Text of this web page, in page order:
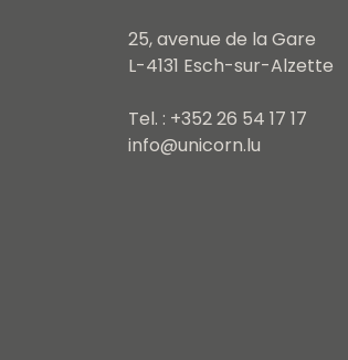
25, avenue de la Gare
L-4131 Esch-sur-Alzette
Tel. : +352 26 54 17 17
info@unicorn.lu